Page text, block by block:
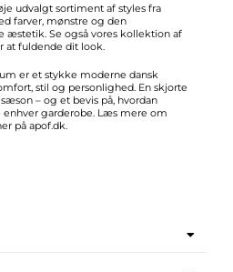
udvalgt sortiment af styles fra
farver, mønstre og den
æstetik. Se også vores kollektion af
at fuldende dit look.
er et stykke moderne dansk
stil og personlighed. En skjorte
– og et bevis på, hvordan
garderobe. Læs mere om
på apof.dk.